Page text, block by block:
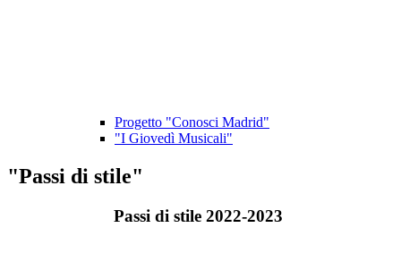
Progetto "Conosci Madrid"
"I Giovedì Musicali"
"Passi di stile"
Passi di stile 2022-2023